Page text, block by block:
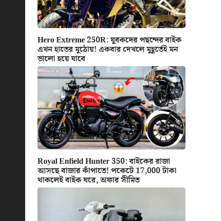
Hero Extreme 250R: যুবকদের পছন্দের বাইক
এখন হাতের মুঠোয়! একবার দেখলে মুহূর্তেই মন
ভালো হয়ে যাবে
Royal Enfield Hunter 350: বাইকের রাজা
আসছে বাজার কাঁপাতে! পকেটে 17,000 টাকা
থাকলেই বাইক ঘরে, অফার সীমিত